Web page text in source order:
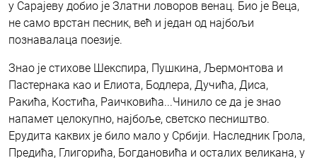
у Сарајеву добио је Златни ловоров венац. Био је Веца,
не само врстан песник, већ и један од најбољи
познавалаца поезије.
Знао је стихове Шекспира, Пушкина, Љермонтова и
Пастернака као и Елиота, Бодлера, Дучића, Диса,
Ракића, Костића, Раичковића...Чинило се да је знао
напамет целокупно, најбоље, светско песништво.
Ерудита каквих је било мало у Србији. Наследник Грола,
Предића, Глигорића, Богдановића и осталих великана, у